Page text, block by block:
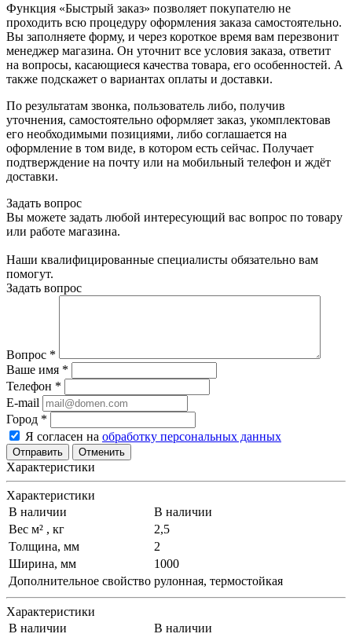
Функция «Быстрый заказ» позволяет покупателю не
проходить всю процедуру оформления заказа самостоятельно.
Вы заполняете форму, и через короткое время вам перезвонит
менеджер магазина. Он уточнит все условия заказа, ответит
на вопросы, касающиеся качества товара, его особенностей. А
также подскажет о вариантах оплаты и доставки.
По результатам звонка, пользователь либо, получив
уточнения, самостоятельно оформляет заказ, укомплектовав
его необходимыми позициями, либо соглашается на
оформление в том виде, в котором есть сейчас. Получает
подтверждение на почту или на мобильный телефон и ждёт
доставки.
Задать вопрос
Вы можете задать любой интересующий вас вопрос по товару
или работе магазина.
Наши квалифицированные специалисты обязательно вам
помогут.
Задать вопрос
Вопрос *
Ваше имя *
Телефон *
E-mail
Город *
Я согласен на обработку персональных данных
Отменить
Характеристики
Характеристики
В наличии
В наличии
Вес м² , кг
2,5
Толщина, мм
2
Ширина, мм
1000
Дополнительное свойство рулонная, термостойкая
Характеристики
В наличии
В наличии